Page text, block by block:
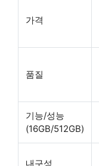
가격
품질
기능/성능
(16GB/512GB)
내구성